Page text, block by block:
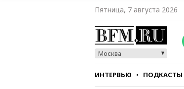
Пятница, 7 августа 2026
Москва
ИНТЕРВЬЮ ПОДКАСТЫ